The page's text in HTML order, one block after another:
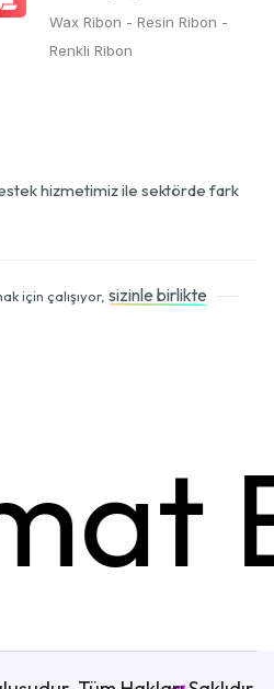
Wax Ribon - Resin Ribon -
Renkli Ribon
hizmetimiz ile sektörde fark
için çalışıyor, sizinle birlikte